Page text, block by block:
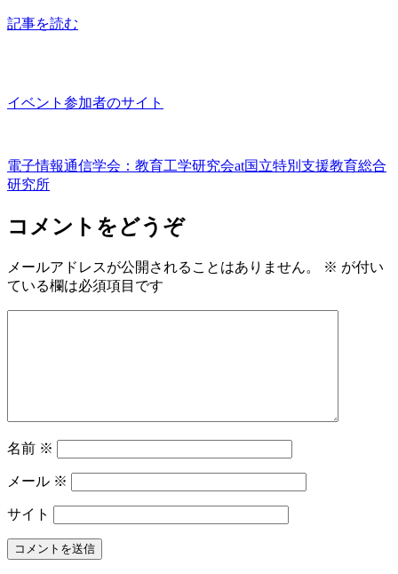
記事を読む
イベント参加者のサイト
電子情報通信学会：教育工学研究会at国立特別支援教育総合
研究所
コメントをどうぞ
メールアドレスが公開されることはありません。 ※ が付い
ている欄は必須項目です
名前 ※
メール ※
サイト